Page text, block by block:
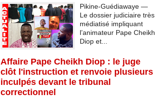
Pikine-Guédiawaye —
Le dossier judiciaire très
médiatisé impliquant
l’animateur Pape Cheikh
Diop et...
Affaire Pape Cheikh Diop : le juge
clôt l'instruction et renvoie plusieurs
inculpés devant le tribunal
correctionnel